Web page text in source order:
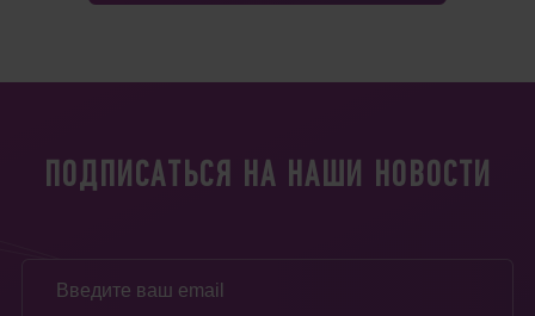
ПОДПИСАТЬСЯ НА НАШИ НОВОСТИ